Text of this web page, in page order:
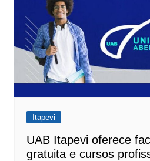
Itapevi
UAB Itapevi oferece
gratuita e cursos